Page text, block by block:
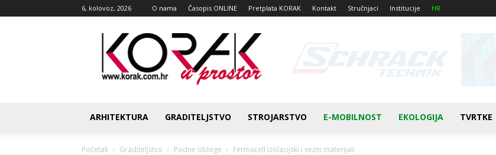
6, kolovoz, 2026 O nama Časopis ONLINE Pretplata KORAK Kontakt Stručnjaci Institucije HR
Korak
u
prostor
ARHITEKTURA GRADITELJSTVO STROJARSTVO E-MOBILNOST EKOLOGIJA TVRTKE
Početak Graditeljstvo Podne obloge Fermacell izolacijski i vezni materijali